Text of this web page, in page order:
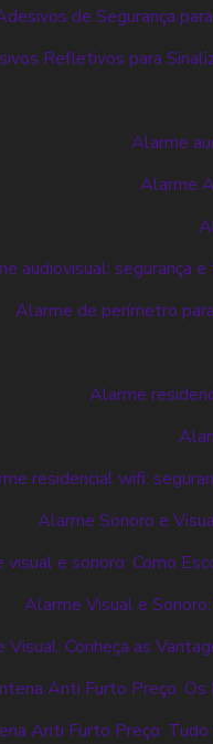
de Segurança
Refletivos para
Alarme
Alarme
audiovisual: segurança
Alarme de perímetro
Alarme
residencial wifi:
Alarme Sonoro e
visual e sonoro: Como
Alarme Visual e
Visual: Conheça as
Anti Furto Preço:
Anti Furto Preço: Tudo